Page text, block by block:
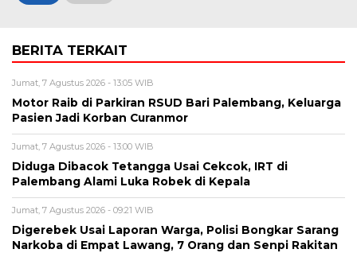
BERITA TERKAIT
Jumat, 7 Agustus 2026 - 13:05 WIB
Motor Raib di Parkiran RSUD Bari Palembang, Keluarga
Pasien Jadi Korban Curanmor
Jumat, 7 Agustus 2026 - 13:00 WIB
Diduga Dibacok Tetangga Usai Cekcok, IRT di
Palembang Alami Luka Robek di Kepala
Jumat, 7 Agustus 2026 - 09:21 WIB
Digerebek Usai Laporan Warga, Polisi Bongkar Sarang
Narkoba di Empat Lawang, 7 Orang dan Senpi Rakitan